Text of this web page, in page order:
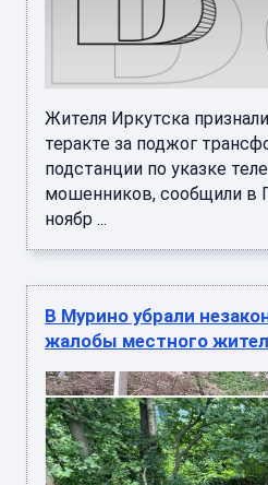
Жителя Иркутска
теракте за поджог
подстанции по указке
мошенников, сообщили в
ноябр ...
В Мурино убрали
жалобы местного